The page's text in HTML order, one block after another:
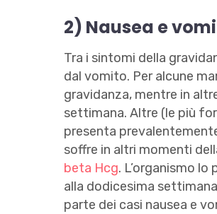
2) Nausea e
Tra i sintomi della
dal vomito. Per alcune
gravidanza, mentre in
settimana. Altre (le più
presenta
soffre in altri momenti
beta Hcg. L’organismo
alla dodicesima
parte dei casi nausea e